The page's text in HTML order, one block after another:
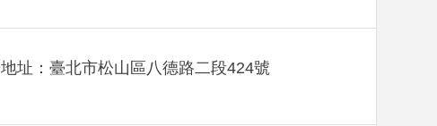
地址：臺北市松山區八德路二段424號